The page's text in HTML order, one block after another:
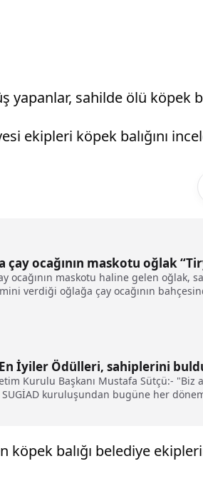
yapanlar, sahilde ölü
ekipleri köpek balığını
çay ocağının maskotu oğlak
ocağının maskotu haline gelen oğlak,
verdiği oğlağa çay ocağının
En İyiler Ödülleri, sahiplerini
Kurulu Başkanı Mustafa Sütçü:-
kuruluşundan bugüne her
balığı belediye